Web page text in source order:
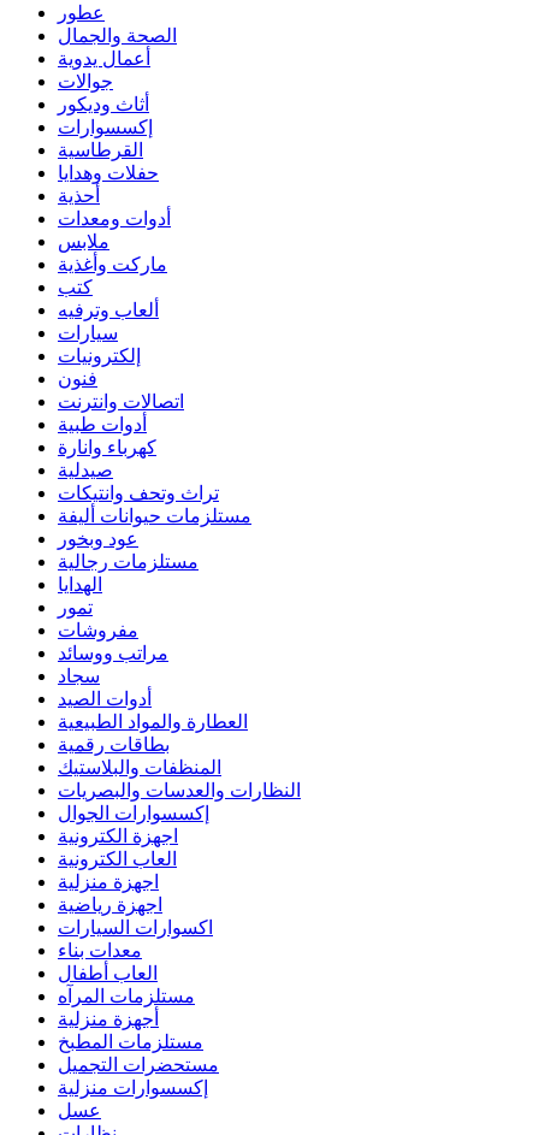
عطور
الصحة والجمال
أعمال يدوية
جوالات
أثاث وديكور
إكسسوارات
القرطاسية
حفلات وهدايا
أحذية
أدوات ومعدات
ملابس
ماركت وأغذية
كتب
ألعاب وترفيه
سيارات
إلكترونيات
فنون
اتصالات وانترنت
أدوات طبية
كهرباء وانارة
صيدلية
تراث وتحف وانتيكات
مستلزمات حيوانات أليفة
عود وبخور
مستلزمات رجالية
الهدايا
تمور
مفروشات
مراتب ووسائد
سجاد
أدوات الصيد
العطارة والمواد الطبيعية
بطاقات رقمية
المنظفات والبلاستيك
النظارات والعدسات والبصريات
إكسسوارات الجوال
اجهزة الكترونية
العاب الكترونية
اجهزة منزلية
اجهزة رياضية
اكسوارات السيارات
معدات بناء
العاب أطفال
مستلزمات المرآه
أجهزة منزلية
مستلزمات المطبخ
مستحضرات التجميل
إكسسوارات منزلية
عسل